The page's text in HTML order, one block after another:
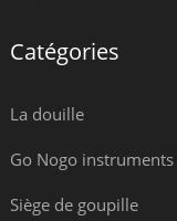
Catégories
La douille
Go Nogo instruments
Siège de goupille